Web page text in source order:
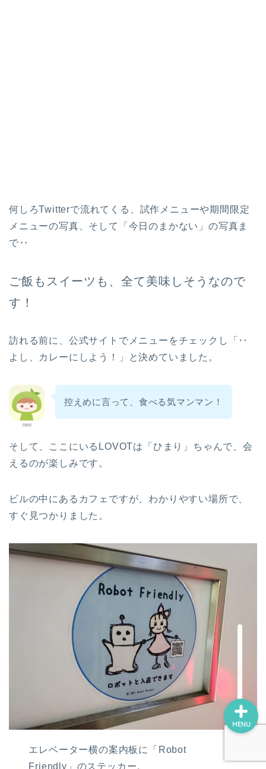
何しろTwitterで流れてくる、試作メニューや期間限定
メニューの写真、そして「今日のまかない」の写真ま
で‥
ご飯もスイーツも、全て美味しそうなので
す！
訪れる前に、公式サイトでメニューをチェックし「‥
よし、カレーにしよう！」と決めていました。
neo
控えめに言って、食べる気マンマン！
そして、ここにいるLOVOTは「ひまり」ちゃんで、会
えるのが楽しみです。
ビルの中にあるカフェですが、わかりやすい場所で、
すぐ見つかりました。
エレベーター横の案内板に「Robot
Friendly」のステッカー。
MENU
パロの紹介
色んなロボット
プチクーボ（Petit
らぼっと（LOVOT）
アート
美術館・博物館巡り
瀬戸内国際芸術祭
デジ絵に挑戦！